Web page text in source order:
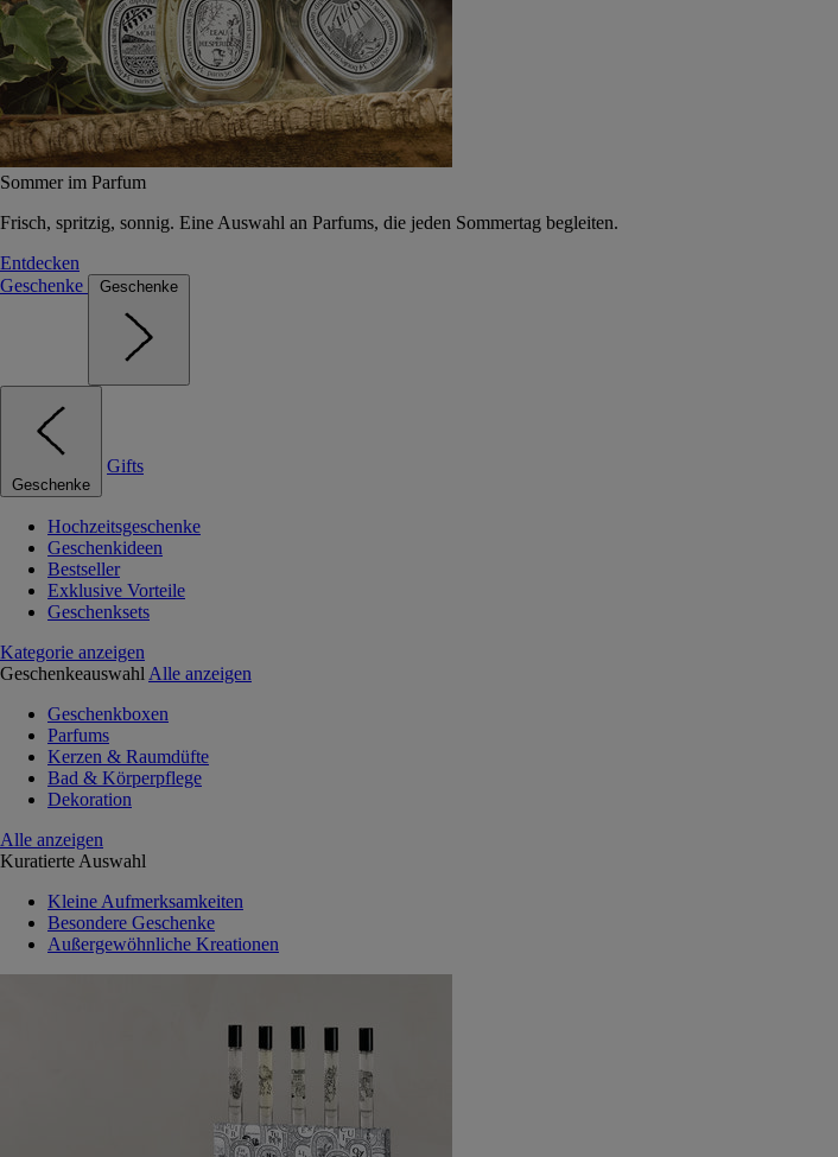
Sommer im Parfum
Frisch, spritzig, sonnig. Eine Auswahl an Parfums, die jeden Sommertag begleiten.
Entdecken
Geschenke
Geschenke
Geschenke
Gifts
Hochzeitsgeschenke
Geschenkideen
Bestseller
Exklusive Vorteile
Geschenksets
Kategorie anzeigen
Geschenkeauswahl Alle anzeigen
Geschenkboxen
Parfums
Kerzen & Raumdüfte
Bad & Körperpflege
Dekoration
Alle anzeigen
Kuratierte Auswahl
Kleine Aufmerksamkeiten
Besondere Geschenke
Außergewöhnliche Kreationen